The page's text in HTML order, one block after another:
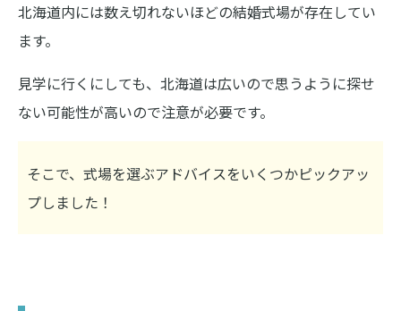
北海道内には数え切れないほどの結婚式場が存在してい
ます。
見学に行くにしても、北海道は広いので思うように探せ
ない可能性が高いので注意が必要です。
そこで、式場を選ぶアドバイスをいくつかピックアッ
プしました！